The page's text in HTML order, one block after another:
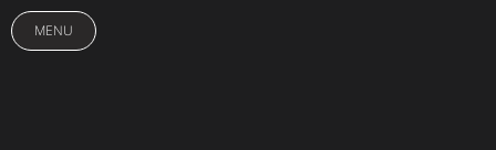
MENU